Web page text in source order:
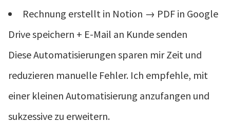
Rechnung erstellt in Notion → PDF in Google
Drive speichern + E-Mail an Kunde senden
Diese Automatisierungen sparen mir Zeit und
reduzieren manuelle Fehler. Ich empfehle, mit
einer kleinen Automatisierung anzufangen und
sukzessive zu erweitern.